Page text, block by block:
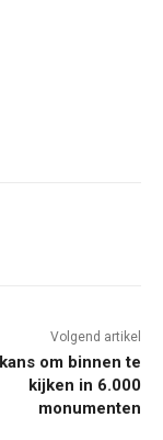
Volgend artikel
om binnen te
kijken in 6.000
monumenten